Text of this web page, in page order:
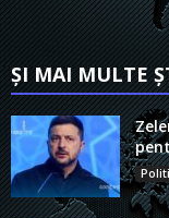
ȘI MAI MULTE